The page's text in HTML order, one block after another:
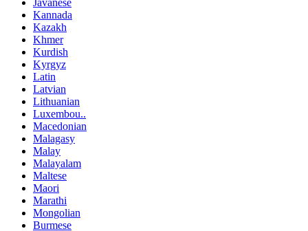
Javanese
Kannada
Kazakh
Khmer
Kurdish
Kyrgyz
Latin
Latvian
Lithuanian
Luxembou..
Macedonian
Malagasy
Malay
Malayalam
Maltese
Maori
Marathi
Mongolian
Burmese